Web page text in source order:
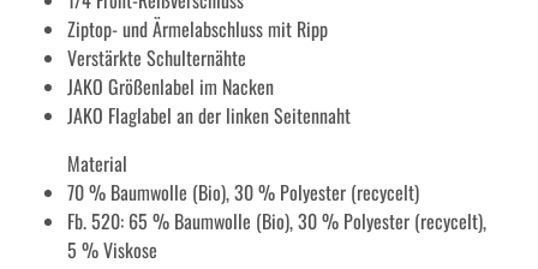
Ziptop- und Ärmelabschluss mit Ripp
Verstärkte Schulternähte
JAKO Größenlabel im Nacken
JAKO Flaglabel an der linken Seitennaht
Material
70 % Baumwolle (Bio), 30 % Polyester (recycelt)
Fb. 520: 65 % Baumwolle (Bio), 30 % Polyester (recycelt),
5 % Viskose